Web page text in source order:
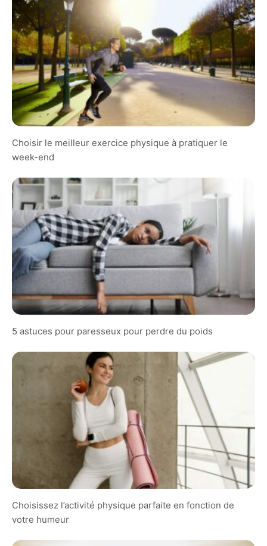
Choisir le meilleur exercice physique à pratiquer le
week-end
5 astuces pour paresseux pour perdre du poids
Choisissez l’activité physique parfaite en fonction de
votre humeur